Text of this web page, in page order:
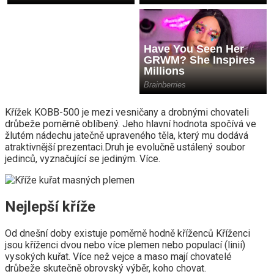
Křížek KOBB-500 je mezi vesničany a drobnými chovateli
drůbeže poměrně oblíbený. Jeho hlavní hodnota spočívá ve
žlutém nádechu jatečně upraveného těla, který mu dodává
atraktivnější prezentaci.Druh je evolučně ustálený soubor
jedinců, vyznačující se jediným. Více.
Nejlepší kříže
Od dnešní doby existuje poměrně hodně kříženců Kříženci
jsou kříženci dvou nebo více plemen nebo populací (linií)
vysokých kuřat. Více než vejce a maso mají chovatelé
drůbeže skutečně obrovský výběr, koho chovat.